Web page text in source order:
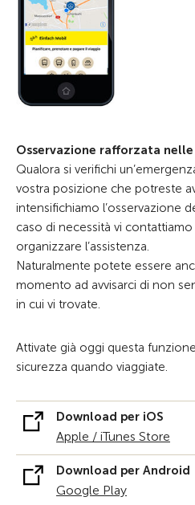
Osservazione rafforzata
Qualora si verifichi
vostra posizione che potreste
intensifichiamo l’osservazione
caso di necessità vi
organizzare l’assistenza.
Naturalmente potete essere
momento ad avvisarci di non
in cui vi trovate.
Attivate già oggi questa
sicurezza quando viaggiate.
Download per iOS
Apple / iTunes Store
Download per Android
Google Play